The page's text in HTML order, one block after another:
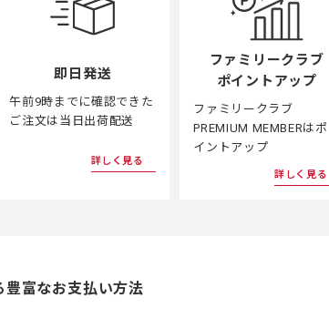
即日発送
午前9時までに確認できた
ご注文は当日出荷配送
詳しく見る
ファミリークラブ
ポイントアップ
ファミリークラブ
PREMIUM MEMBERはポ
イントアップ
詳しく見る
豊富なお支払い方法